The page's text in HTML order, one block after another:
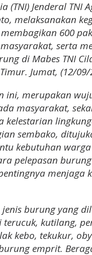
g
i
a
t
a
m
b
a
g
S
b
a
k
(TNI) Jenderal TNI
melaksanakan
600
serta
di Mabes TNI
Jumat, (12/09/
ini, merupakan
masyarakat,
kelestarian
sembako,
kebutuhan
pelepasan
menjaga
burung yang
kutilang,
kebo, tekukur,
emprit.